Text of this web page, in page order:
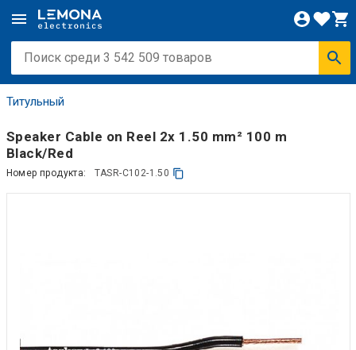
Титульный
Speaker Cable on Reel 2x 1.50 mm² 100 m
Black/Red
Номер продукта: TASR-C102-1.50